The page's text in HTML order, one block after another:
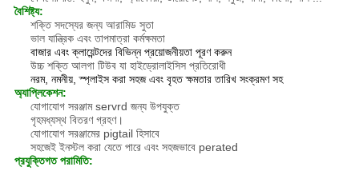
বৈশিষ্ট্য:
শক্তি সদস্যের জন্য আরামিড সুতা
ভাল যান্ত্রিক এবং তাপমাত্রা কর্মক্ষমতা
বাজার এবং ক্লায়েন্টদের বিভিন্ন প্রয়োজনীয়তা পূরণ করুন
উচ্চ শক্তি আলগা টিউব যা হাইড্রোলাইসিস প্রতিরোধী
নরম, নমনীয়, স্প্লাইস করা সহজ এবং বৃহত ক্ষমতার তারিখ সংক্রমণ সহ
অ্যাপ্লিকেশন:
যোগাযোগ সরঞ্জাম servrd জন্য উপযুক্ত
গৃহমধ্যস্থ বিতরণ গ্রহণ।
যোগাযোগ সরঞ্জামের pigtail হিসাবে
সহজেই ইনস্টল করা যেতে পারে এবং সহজভাবে perated
প্রযুক্তিগত পরামিতি: